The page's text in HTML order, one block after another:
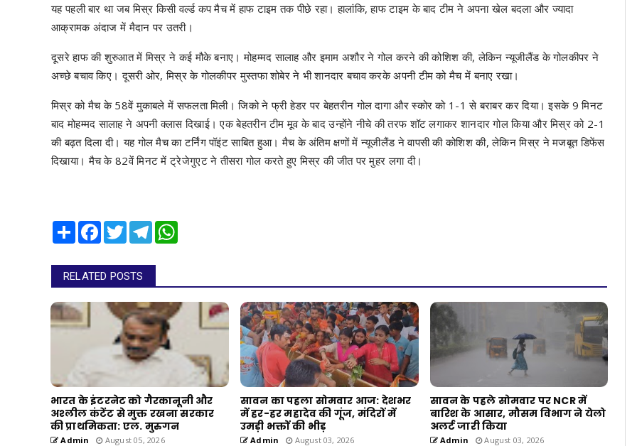
यह पहली बार था जब मिस्र किसी वर्ल्ड कप मैच में हाफ टाइम तक पीछे रहा। हालांकि, हाफ टाइम के बाद टीम ने अपना खेल बदला और ज्यादा
आक्रामक अंदाज में मैदान पर उतरी।
दूसरे हाफ की शुरुआत में मिस्र ने कई मौके बनाए। मोहम्मद सालाह और इमाम अशौर ने गोल करने की कोशिश की, लेकिन न्यूजीलैंड के गोलकीपर ने
अच्छे बचाव किए। दूसरी ओर, मिस्र के गोलकीपर मुस्तफा शोबेर ने भी शानदार बचाव करके अपनी टीम को मैच में बनाए रखा।
मिस्र को मैच के 58वें मुकाबले में सफलता मिली। जिको ने फ्री हेडर पर बेहतरीन गोल दागा और स्कोर को 1-1 से बराबर कर दिया। इसके 9 मिनट
बाद मोहम्मद सालाह ने अपनी क्लास दिखाई। एक बेहतरीन टीम मूव के बाद उन्होंने नीचे की तरफ शॉट लगाकर शानदार गोल किया और मिस्र को 2-1
की बढ़त दिला दी। यह गोल मैच का टर्निंग पॉइंट साबित हुआ। मैच के अंतिम क्षणों में न्यूजीलैंड ने वापसी की कोशिश की, लेकिन मिस्र ने मजबूत डिफेंस
दिखाया। मैच के 82वें मिनट में ट्रेजेगुएट ने तीसरा गोल करते हुए मिस्र की जीत पर मुहर लगा दी।
Share Facebook
TwitterTelegram
RELATED POSTS
भारत के इंटरनेट को गैरकानूनी और
अश्लील कंटेंट से मुक्त रखना सरकार
की प्राथमिकता: एल. मुरुगन
Admin August 05, 2026
सावन का पहला सोमवार आज: देशभर
में हर-हर महादेव की गूंज, मंदिरों में
उमड़ी भक्तों की भीड़
Admin August 03, 2026
सावन के पहले सोमवार पर NCR में
बारिश के आसार, मौसम विभाग ने येलो
अलर्ट जारी किया
Admin August 03, 2026